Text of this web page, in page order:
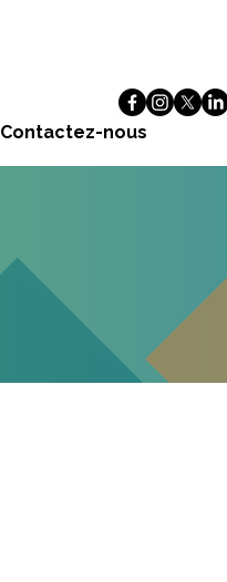
Contactez-nous